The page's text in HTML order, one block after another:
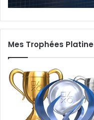
Mes Trophées Platine